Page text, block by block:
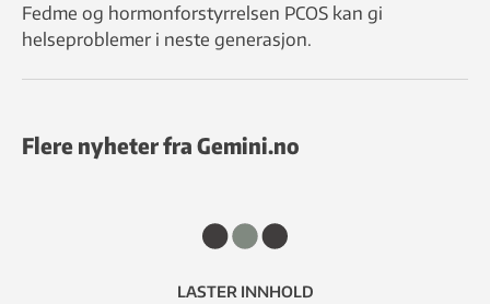
Fedme og hormonforstyrrelsen PCOS kan gi
helseproblemer i neste generasjon.
Flere nyheter fra Gemini.no
LASTER INNHOLD